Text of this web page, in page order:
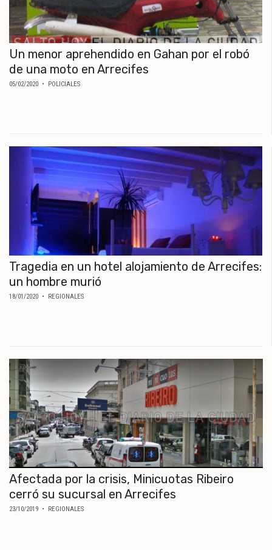
Un menor aprehendido en Gahan por el robó
de una moto en Arrecifes
05/02/2020 • POLICIALES
Tragedia en un hotel alojamiento de Arrecifes:
un hombre murió
18/01/2020 • REGIONALES
Afectada por la crisis, Minicuotas Ribeiro
cerró su sucursal en Arrecifes
23/10/2019 • REGIONALES